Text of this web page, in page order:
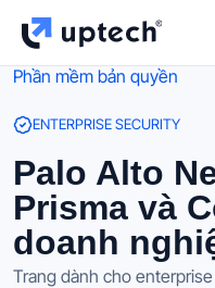
Phần mềm bản quyền
ENTERPRISE SECURITY
Palo Alto
Prisma và
doanh
Trang dành cho